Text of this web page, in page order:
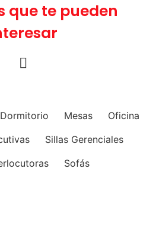
que te pueden
Dormitorio Mesas
Oficina
Sillas Gerenciales
Sofás